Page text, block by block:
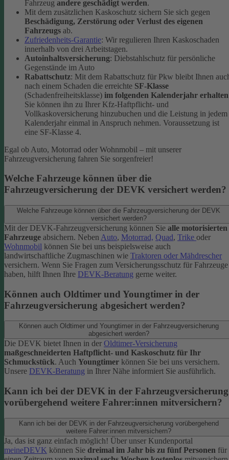
Fahrzeug andere geschädigt werden.
Mit dem zusätzlichen Kaskoschutz sichern Sie sich gegen
Beschädigung, Zerstörung oder Verlust des eigenen
Fahrzeugs ab.
Zufriedenheits-Garantie: Wir regulieren Ihren Kaskoschaden
innerhalb von drei Arbeitstagen.
Autoinhaltsversicherung: Diebstahlschutz für persönliche
Gegenstände im Auto
Rabattschutz: Mit dem Rabattschutz für Pkw bleibt Ihnen
nach einem Schaden die erreichte SF-Klasse
(Schadenfreiheitsklasse) im folgenden Kalenderjahr erhalten
Sie können ihn zu Ihrer Kfz-Haftpflicht- und
Vollkaskoversicherung hinzubuchen und die Leistung in jedem
Kalenderjahr einmal in Anspruch nehmen. Voraussetzung ist
eine SF-Klasse 4.
Egal ob Auto, Motorrad oder Wohnmobil – mit unserer
Fahrzeugversicherung fahren Sie sorgenfreier!
Welche Fahrzeuge können über die
Fahrzeugversicherung der DEVK versichert werden?
Welche Fahrzeuge können über die Fahrzeugversicherung der DEVK
versichert werden?
Mit der DEVK-Fahrzeugversicherung können Sie alle motorisierten
Fahrzeuge absichern. Neben Auto, Motorrad, Quad, Trike oder
Wohnmobil können Sie bei uns beispielsweise auch
landwirtschaftliche Zugmaschinen wie Traktoren oder Mähdrescher
versichern. Wenn Sie Fragen zum Versicherungsschutz für Fahrzeuge
haben, hilft Ihnen Ihre DEVK-Beratung gerne weiter.
Können auch Oldtimer und Youngtimer in der
Fahrzeugversicherung abgesichert werden?
Können auch Oldtimer und Youngtimer in der Fahrzeugversicherung
abgesichert werden?
Die DEVK bietet Ihnen in der Oldtimer-Versicherung
maßgeschneiderten Haftpflicht- und Kaskoschutz für Ihr
Schmuckstück. Auch Youngtimer können Sie bei uns versichern.
Unsere DEVK-Beratung in Ihrer Nähe informiert Sie ausführlich.
Kann ich bei der DEVK in der Fahrzeugversicherung
vorübergehend weitere Fahrer:innen mitversichern?
Kann ich bei der DEVK in der Fahrzeugversicherung vorübergehend
weitere Fahrer:innen mitversichern?
Ja, das ist ganz einfach möglich! Über unser Kundenportal
meineDEVK können Sie dreimal im Jahr bis zu fünf Personen für